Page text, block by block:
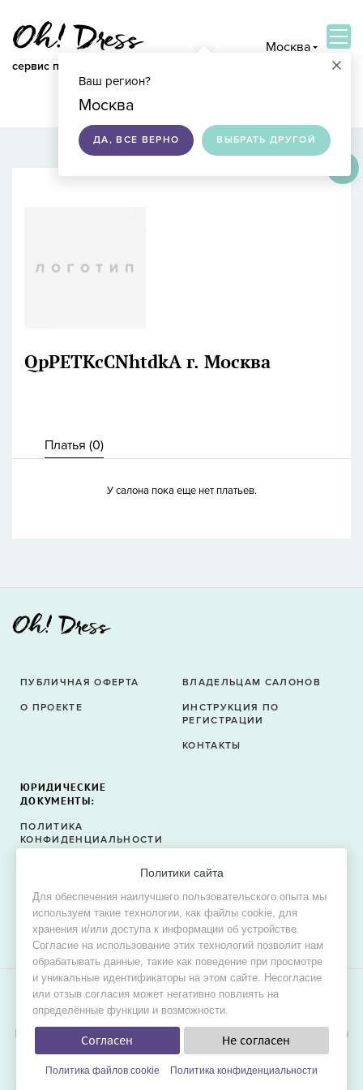
сервис по подбору свадебных платьев
Москва
×
Ваш регион?
Москва
ДА, ВСЕ ВЕРНО ВЫБРАТЬ ДРУГОЙ
×
QpPETKcCNhtdkA г. Москва
Платья (0)
У салона пока еще нет платьев.
Политики сайта
Для обеспечения наилучшего пользовательского опыта мы
используем такие технологии, как файлы cookie, для
хранения и/или доступа к информации об устройстве.
Согласие на использование этих технологий позволит нам
обрабатывать данные, такие как поведение при просмотре
и уникальные идентификаторы на этом сайте. Несогласие
или отзыв согласия может негативно повлиять на
определённые функции и возможности.
Согласен Не согласен
Политика файлов cookie Политика конфиденциальности
ПУБЛИЧНАЯ ОФЕРТА
О ПРОЕКТЕ
ВЛАДЕЛЬЦАМ САЛОНОВ
ИНСТРУКЦИЯ ПО
РЕГИСТРАЦИИ
КОНТАКТЫ
ЮРИДИЧЕСКИЕ
ДОКУМЕНТЫ:
ПОЛИТИКА
КОНФИДЕНЦИАЛЬНОСТИ
СОГЛАСИЕ НА ОБРАБОТКУ
ПЕРСОНАЛЬНЫХ ДАННЫХ
© 2015–2026 Oh! Dress — сервис поиска свадебных и
вечерних платьев в продаже и в аренду.
Цель проекта — обеспечить невестам наилучшие условия для
удобного, быстрого и выгодного поиска платья мечты для
свадьбы.